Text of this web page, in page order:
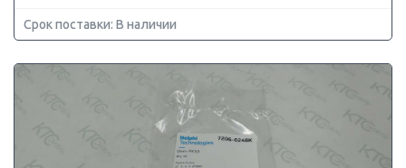
Срок поставки: В наличии